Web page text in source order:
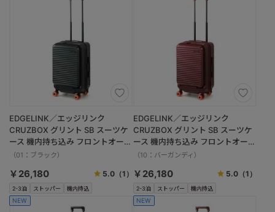
2-3泊 ストッパー 機内持込
EDGELINK／エッジリンク
CRUZBOX グリント SB スーツケ
ース 機内持ち込み フロントオープ
ン 09391 32/39L
（01：ブラック）
￥26,180 5.0（1）
2-3泊 ストッパー 機内持込
EDGELINK／エッジリンク
CRUZBOX グリント SB スーツケ
ース 機内持ち込み フロントオープ
ン 09391 32/39L
（10：バーガンディ）
￥26,180 5.0 （1）
NEW NEW